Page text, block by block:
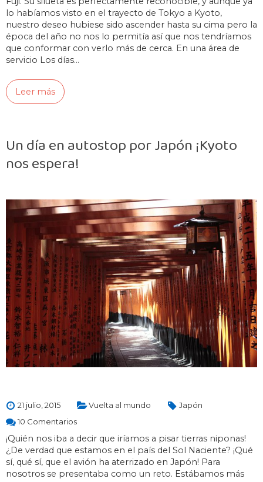
lo habíamos visto en el trayecto de Tokyo a Kyoto,
nuestro deseo hubiese sido ascender hasta su cima pero la
época del año no nos lo permitía así que nos tendríamos
que conformar con verlo más de cerca. En una área de
servicio Los días…
Leer más
Un día en autostop por Japón ¡Kyoto
nos espera!
21 julio, 2015 Vuelta al mundo
Japón
10 Comentarios
¡Quién nos iba a decir que iríamos a pisar tierras niponas!
¿De verdad que estamos en el país del Sol Naciente? ¡Qué
sí, qué sí, que el avión ha aterrizado en Japón! Para
nosotros se presentaba como un reto. Estábamos más